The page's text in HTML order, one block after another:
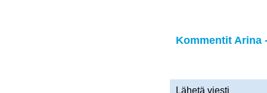
Kommentit Arina
Lähetä viesti